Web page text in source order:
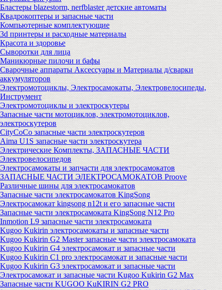
Бластеры blazestorm, nerfblaster детские автоматы
Квадрокоптеры и запасные части
Компьютерные комплектующие
3d принтеры и расходные материалы
Красота и здоровье
Сыворотки для лица
Маникюрные пилочи и бафы
Сварочные аппараты Аксессуары и Материалы д/сварки
аккумуляторов
Электромотоциклы, Электросамокаты, Электровелосипеды,
Инструмент
Электромотоциклы и электроскутеры
Запасные части мотоциклов, электромотоциклов,
электроскутеров
CityCoCo запасные части электроскутеров
Aima U1S запасные части электроскутера
Электрические Комплекты, ЗАПАСНЫЕ ЧАСТИ
Электровелосипедов
Электросамокаты и запчасти для электросамокатов
ЗАПАСНЫЕ ЧАСТИ ЭЛЕКТРОСАМОКАТОВ Proove
Различные шины для электросамокатов
Запасные части электросамокатов KingSong
Электросамокат kingsong n12t и его запасные части
Запасные части электросамоката KingSong N12 Pro
Inmotion L9 запасные части электросамоката
Kugoo Kukirin электросамокаты и запасные части
Kugoo Kukirin G2 Master запасные части электросамоката
Kugoo Kukirin G4 электросамокат и запасные части
Kugoo Kukirin C1 pro электросамокат и запасные части
Kugoo Kukirin G3 электросамокат и запасные части
Электросамокат и запасные части Kugoo Kukirin G2 Max
Запасные части KUGOO KuKIRIN G2 PRO